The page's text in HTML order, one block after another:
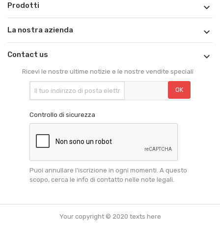
Prodotti 
La nostra azienda 
Contact us 
Ricevi le nostre ultime notizie e le nostre vendite speciali
Controllo di sicurezza
Puoi annullare l'iscrizione in ogni momenti. A questo
scopo, cerca le info di contatto nelle note legali.
Your copyright © 2020 texts here